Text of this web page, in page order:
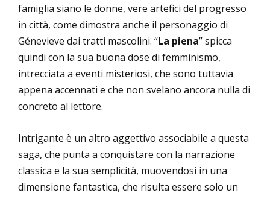
famiglia siano le donne, vere artefici del progresso
in città, come dimostra anche il personaggio di
Génevieve dai tratti mascolini. “La piena” spicca
quindi con la sua buona dose di femminismo,
intrecciata a eventi misteriosi, che sono tuttavia
appena accennati e che non svelano ancora nulla di
concreto al lettore.
Intrigante è un altro aggettivo associabile a questa
saga, che punta a conquistare con la narrazione
classica e la sua semplicità, muovendosi in una
dimensione fantastica, che risulta essere solo un